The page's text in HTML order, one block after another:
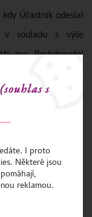
s
I proto
Některé jsou
reklamou.
Účastník odeslal
v souladu s výše
mu Poskytovatel
pro odstoupení od
souhlasem, nemá